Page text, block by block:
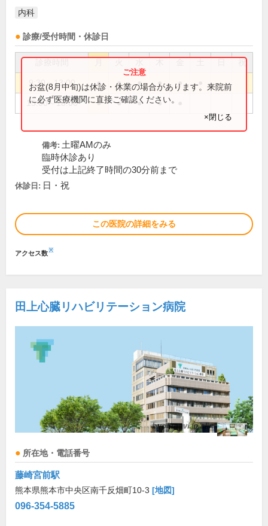
内科
診療/受付時間・休診日
祝
9:30～13:00 ● ● ● ● ●
15:00～18:00 ● ● ● ●
お盆(8月中旬)は休診・休業の場合があります。来院前
に必ず医療機関に直接ご確認ください。
×閉じる
備考: 土曜AMのみ
臨時休診あり
受付は上記終了時間の30分前まで
休診日: 日・祝
この医院の詳細をみる
アクセス数※
田上心臓リハビリテーション病院
所在地・電話番号
藤崎宮前駅
熊本県熊本市中央区南千反畑町10-3 [地図]
096-354-5885